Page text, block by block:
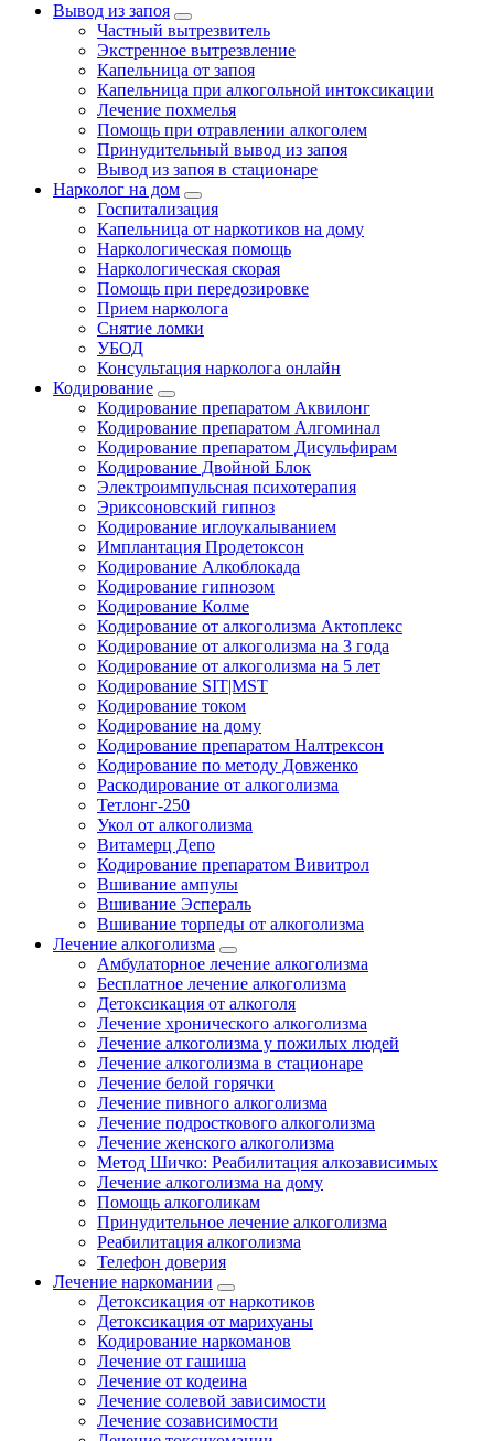
Вывод из запоя
Частный вытрезвитель
Экстренное вытрезвление
Капельница от запоя
Капельница при алкогольной интоксикации
Лечение похмелья
Помощь при отравлении алкоголем
Принудительный вывод из запоя
Вывод из запоя в стационаре
Нарколог на дом
Госпитализация
Капельница от наркотиков на дому
Наркологическая помощь
Наркологическая скорая
Помощь при передозировке
Прием нарколога
Снятие ломки
УБОД
Консультация нарколога онлайн
Кодирование
Кодирование препаратом Аквилонг
Кодирование препаратом Алгоминал
Кодирование препаратом Дисульфирам
Кодирование Двойной Блок
Электроимпульсная психотерапия
Эриксоновский гипноз
Кодирование иглоукалыванием
Имплантация Продетоксон
Кодирование Алкоблокада
Кодирование гипнозом
Кодирование Колме
Кодирование от алкоголизма Актоплекс
Кодирование от алкоголизма на 3 года
Кодирование от алкоголизма на 5 лет
Кодирование SIT|MST
Кодирование током
Кодирование на дому
Кодирование препаратом Налтрексон
Кодирование по методу Довженко
Раскодирование от алкоголизма
Тетлонг-250
Укол от алкоголизма
Витамерц Депо
Кодирование препаратом Вивитрол
Вшивание ампулы
Вшивание Эспераль
Вшивание торпеды от алкоголизма
Лечение алкоголизма
Амбулаторное лечение алкоголизма
Бесплатное лечение алкоголизма
Детоксикация от алкоголя
Лечение хронического алкоголизма
Лечение алкоголизма у пожилых людей
Лечение алкоголизма в стационаре
Лечение белой горячки
Лечение пивного алкоголизма
Лечение подросткового алкоголизма
Лечение женского алкоголизма
Метод Шичко: Реабилитация алкозависимых
Лечение алкоголизма на дому
Помощь алкоголикам
Принудительное лечение алкоголизма
Реабилитация алкоголизма
Телефон доверия
Лечение наркомании
Детоксикация от наркотиков
Детоксикация от марихуаны
Кодирование наркоманов
Лечение от гашиша
Лечение от кодеина
Лечение солевой зависимости
Лечение созависимости